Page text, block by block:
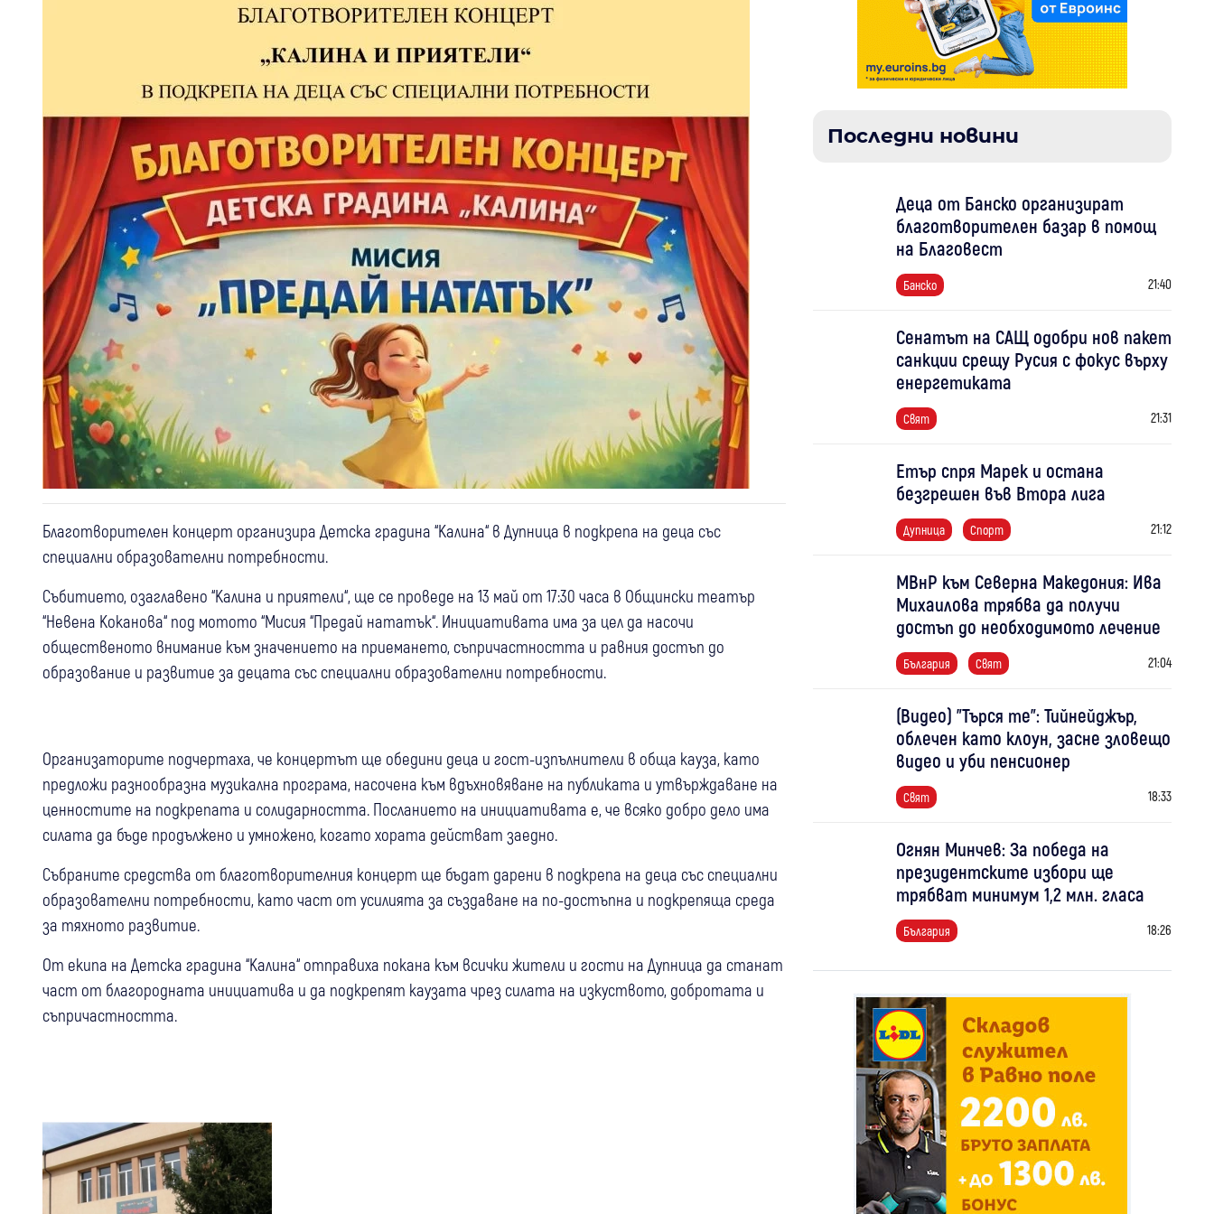
Благотворителен концерт организира Детска градина “Калина“ в Дупница в подкрепа на деца със
специални образователни потребности.
Събитието, озаглавено “Калина и приятели“, ще се проведе на 13 май от 17:30 часа в Общински театър
“Невена Коканова“ под мотото “Мисия “Предай нататък“. Инициативата има за цел да насочи
общественото внимание към значението на приемането, съпричастността и равния достъп до
образование и развитие за децата със специални образователни потребности.
Организаторите подчертаха, че концертът ще обедини деца и гост-изпълнители в обща кауза, като
предложи разнообразна музикална програма, насочена към вдъхновяване на публиката и утвърждаване на
ценностите на подкрепата и солидарността. Посланието на инициативата е, че всяко добро дело има
силата да бъде продължено и умножено, когато хората действат заедно.
Събраните средства от благотворителния концерт ще бъдат дарени в подкрепа на деца със специални
образователни потребности, като част от усилията за създаване на по-достъпна и подкрепяща среда
за тяхното развитие.
От екипа на Детска градина “Калина“ отправиха покана към всички жители и гости на Дупница да станат
част от благородната инициатива и да подкрепят каузата чрез силата на изкуството, добротата и
съпричастността.
Последни новини
Деца от Банско организират
благотворителен базар в помощ
на Благовест
Банско 21:40
Сенатът на САЩ одобри нов пакет
санкции срещу Русия с фокус върху
енергетиката
Свят 21:31
Етър спря Марек и остана
безгрешен във Втора лига
Дупница Спорт 21:12
МВнР към Северна Македония: Ива
Михаилова трябва да получи
достъп до необходимото лечение
България Свят 21:04
(Видео) "Търся те": Тийнейджър,
облечен като клоун, засне зловещо
видео и уби пенсионер
Свят 18:33
Огнян Минчев: За победа на
президентските избори ще
трябват минимум 1,2 млн. гласа
България 18:26